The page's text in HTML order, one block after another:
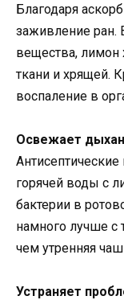
Благодаря
заживление ран.
вещества, лимон
ткани и хрящей.
воспаление в
Освежает
горячей воды с
бактерии в
намного лучше с
чем утренняя
Устраняет